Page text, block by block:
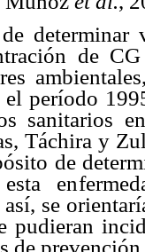
determinar
de
el período
sanitarios
Táchira y
de
así, se
pudieran
de prevención.